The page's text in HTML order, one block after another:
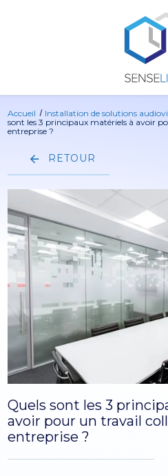
Accueil Installation de solutions
sont les 3 principaux matériels à avoir
entreprise ?
RETOUR
Quels sont les 3
avoir pour un travail
entreprise ?